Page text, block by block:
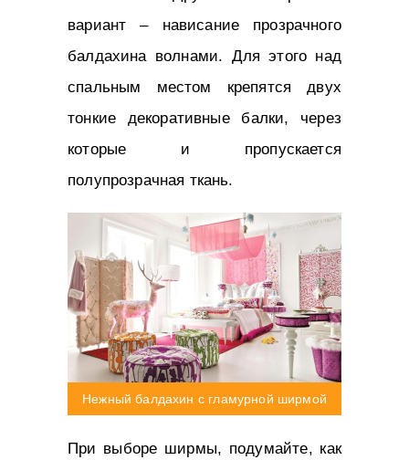
вариант – нависание прозрачного
балдахина волнами. Для этого над
спальным местом крепятся двух
тонкие декоративные балки, через
которые и пропускается
полупрозрачная ткань.
Нежный балдахин с гламурной ширмой
При выборе ширмы, подумайте, как